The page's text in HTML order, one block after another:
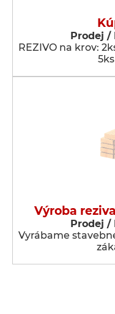
Prodej /
REZIVO na krov:
Výroba
Prodej /
Vyrábame